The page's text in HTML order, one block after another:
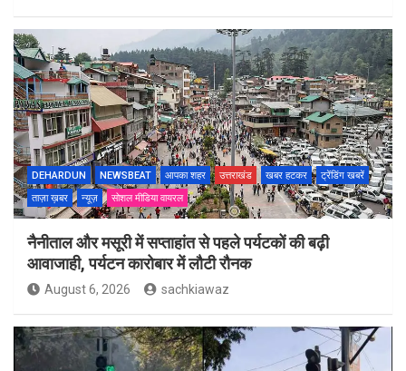
DEHARDUN NEWSBEAT आपका शहर उत्तराखंड खबर हटकर
ट्रेंडिंग खबरें
ताज़ा ख़बर
न्यूज़ सोशल मीडिया वायरल
नैनीताल और मसूरी में सप्ताहांत से पहले पर्यटकों की बढ़ी
आवाजाही, पर्यटन कारोबार में लौटी रौनक
August 6, 2026 sachkiawaz